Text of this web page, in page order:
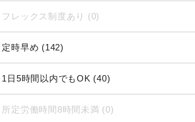
フレックス制度あり (0)
定時早め (142)
1日5時間以内でもOK (40)
所定労働時間8時間未満 (0)